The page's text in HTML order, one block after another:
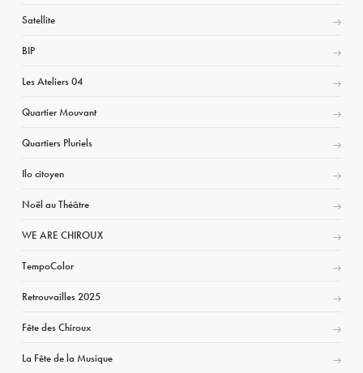
Satellite
BIP
Les Ateliers 04
Quartier Mouvant
Quartiers Pluriels
Ilo citoyen
Noël au Théâtre
WE ARE CHIROUX
TempoColor
Retrouvailles 2025
Fête des Chiroux
La Fête de la Musique